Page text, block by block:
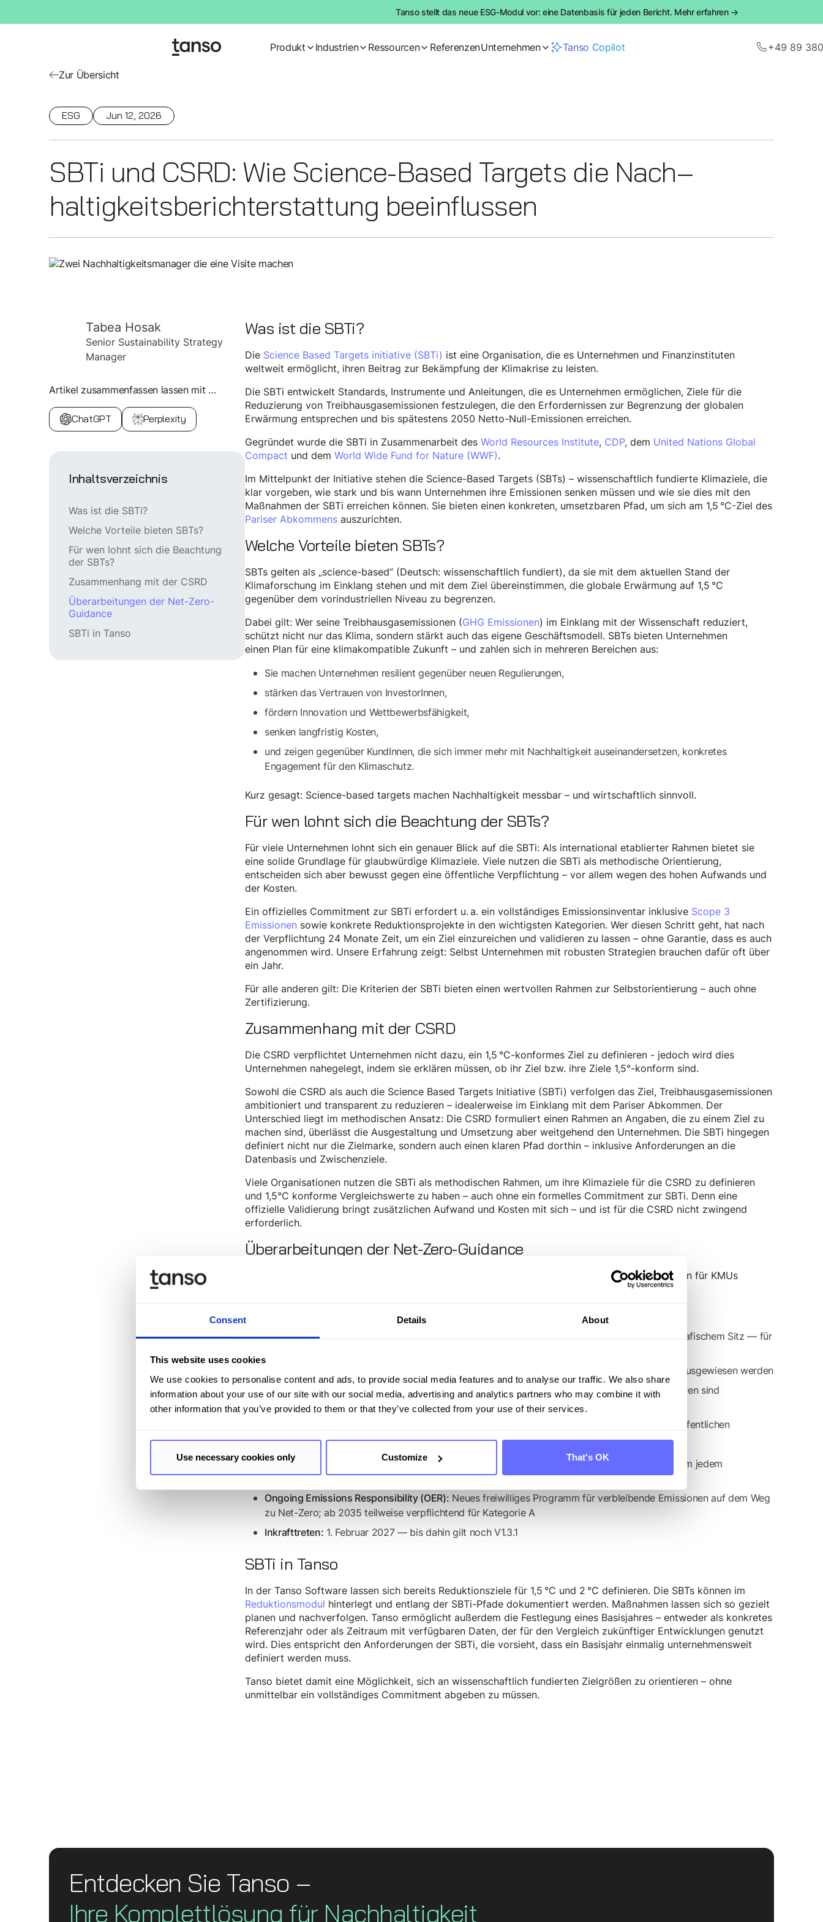
Consent Details About
This website uses cookies
We use cookies to personalise content and ads, to provide social media features and to analyse our traffic. We also share
information about your use of our site with our social media, advertising and analytics partners who may combine it with
other information that you’ve provided to them or that they’ve collected from your use of their services.
Use necessary cookies only Customize That's OK
Tanso stellt das neue ESG-Modul vor: eine Datenbasis für jeden Bericht. Mehr erfahren →
Produkt Industrien Ressourcen ReferenzenUnternehmen Tanso Copilot +49 89
Zur Übersicht
ESG Jun 12, 2026
SBTi und CSRD: Wie Science-Based Targets die Nach­
haltigkeits­berichterstattung beeinflussen
Tabea Hosak
Senior Sustainability Strategy
Manager
Artikel zusammenfassen lassen mit …
ChatGPT Perplexity
Inhaltsverzeichnis
Was ist die SBTi?
Welche Vorteile bieten SBTs?
Für wen lohnt sich die Beachtung
der SBTs?
Zusammenhang mit der CSRD
Überarbeitungen der Net-Zero-
Guidance
SBTi in Tanso
Was ist die SBTi?
Die Science Based Targets initiative (SBTi) ist eine Organisation, die es Unternehmen und Finanzinstituten
weltweit ermöglicht, ihren Beitrag zur Bekämpfung der Klimakrise zu leisten.
Die SBTi entwickelt Standards, Instrumente und Anleitungen, die es Unternehmen ermöglichen, Ziele für die
Reduzierung von Treibhausgasemissionen festzulegen, die den Erfordernissen zur Begrenzung der globalen
Erwärmung entsprechen und bis spätestens 2050 Netto-Null-Emissionen erreichen.
Gegründet wurde die SBTi in Zusammenarbeit des World Resources Institute, CDP, dem United Nations Global
Compact und dem World Wide Fund for Nature (WWF).
Im Mittelpunkt der Initiative stehen die Science-Based Targets (SBTs) – wissenschaftlich fundierte Klimaziele, die
klar vorgeben, wie stark und bis wann Unternehmen ihre Emissionen senken müssen und wie sie dies mit den
Maßnahmen der SBTi erreichen können. Sie bieten einen konkreten, umsetzbaren Pfad, um sich am 1,5 °C-Ziel des
Pariser Abkommens auszurichten.
Welche Vorteile bieten SBTs?
SBTs gelten als „science-based” (Deutsch: wissenschaftlich fundiert), da sie mit dem aktuellen Stand der
Klimaforschung im Einklang stehen und mit dem Ziel übereinstimmen, die globale Erwärmung auf 1,5 °C
gegenüber dem vorindustriellen Niveau zu begrenzen.
Dabei gilt: Wer seine Treibhausgasemissionen (GHG Emissionen) im Einklang mit der Wissenschaft reduziert,
schützt nicht nur das Klima, sondern stärkt auch das eigene Geschäftsmodell. SBTs bieten Unternehmen
einen Plan für eine klimakompatible Zukunft – und zahlen sich in mehreren Bereichen aus:
Sie machen Unternehmen resilient gegenüber neuen Regulierungen,
stärken das Vertrauen von InvestorInnen,
fördern Innovation und Wettbewerbsfähigkeit,
senken langfristig Kosten,
und zeigen gegenüber KundInnen, die sich immer mehr mit Nachhaltigkeit auseinandersetzen, konkretes
Engagement für den Klimaschutz.
Kurz gesagt: Science-based targets machen Nachhaltigkeit messbar – und wirtschaftlich sinnvoll.
Für wen lohnt sich die Beachtung der SBTs?
Für viele Unternehmen lohnt sich ein genauer Blick auf die SBTi: Als international etablierter Rahmen bietet sie
eine solide Grundlage für glaubwürdige Klimaziele. Viele nutzen die SBTi als methodische Orientierung,
entscheiden sich aber bewusst gegen eine öffentliche Verpflichtung – vor allem wegen des hohen Aufwands und
der Kosten.
Ein offizielles Commitment zur SBTi erfordert u. a. ein vollständiges Emissionsinventar inklusive Scope 3
Emissionen sowie konkrete Reduktionsprojekte in den wichtigsten Kategorien. Wer diesen Schritt geht, hat nach
der Verpflichtung 24 Monate Zeit, um ein Ziel einzureichen und validieren zu lassen – ohne Garantie, dass es auch
angenommen wird. Unsere Erfahrung zeigt: Selbst Unternehmen mit robusten Strategien brauchen dafür oft über
ein Jahr.
Für alle anderen gilt: Die Kriterien der SBTi bieten einen wertvollen Rahmen zur Selbstorientierung – auch ohne
Zertifizierung.
Zusammenhang mit der CSRD
Die CSRD verpflichtet Unternehmen nicht dazu, ein 1,5 °C-konformes Ziel zu definieren - jedoch wird dies
Unternehmen nahegelegt, indem sie erklären müssen, ob ihr Ziel bzw. ihre Ziele 1,5°-konform sind.
Sowohl die CSRD als auch die Science Based Targets Initiative (SBTi) verfolgen das Ziel, Treibhausgasemissionen
ambitioniert und transparent zu reduzieren – idealerweise im Einklang mit dem Pariser Abkommen. Der
Unterschied liegt im methodischen Ansatz: Die CSRD formuliert einen Rahmen an Angaben, die zu einem Ziel zu
machen sind, überlässt die Ausgestaltung und Umsetzung aber weitgehend den Unternehmen. Die SBTi hingegen
definiert nicht nur die Zielmarke, sondern auch einen klaren Pfad dorthin – inklusive Anforderungen an die
Datenbasis und Zwischenziele.
Viele Organisationen nutzen die SBTi als methodischen Rahmen, um ihre Klimaziele für die CSRD zu definieren
und 1,5°C konforme Vergleichswerte zu haben – auch ohne ein formelles Commitment zur SBTi. Denn eine
offizielle Validierung bringt zusätzlichen Aufwand und Kosten mit sich – und ist für die CSRD nicht zwingend
erforderlich.
Überarbeitungen der Net-Zero-Guidance
Die SBTi überarbeitet derzeit ihre Net-Zero-Guidance, dabei sind unter anderem Erleichterungen für KMUs
Unternehmenskategorien A und B:
Neue Differenzierung nach Unternehmensgröße und geografischem Sitz — für
Beide Scopes müssen künftig separat mit 100% Abdeckung ausgewiesen werden
Neuer Wesentlichkeitstest für Scope 3:Alle Kategorien mit ≥5% Anteil an den Gesamtemissionen sind
einzubeziehen (statt starrer Abdeckungsquoten)
Kategorie-A-Unternehmen müssen einen Umsetzungsplan veröffentlichen
Limited Assurance:Externe Prüfung des GHG-Inventars wird für Kategorie A Pflicht
Dynamisches Basisjahr:
Kein festes historisches Basisjahr mehr — stattdessen Aktualisierung im jedem
Zielsetzungszyklus
Ongoing Emissions Responsibility (OER): Neues freiwilliges Programm für verbleibende Emissionen auf dem Weg
zu Net-Zero; ab 2035 teilweise verpflichtend für Kategorie A
Inkrafttreten: 1. Februar 2027 — bis dahin gilt noch V1.3.1
SBTi in Tanso
In der Tanso Software lassen sich bereits Reduktionsziele für 1,5 °C und 2 °C definieren. Die SBTs können im
Reduktionsmodul hinterlegt und entlang der SBTi-Pfade dokumentiert werden. Maßnahmen lassen sich so gezielt
planen und nachverfolgen. Tanso ermöglicht außerdem die Festlegung eines Basisjahres – entweder als konkretes
Referenzjahr oder als Zeitraum mit verfügbaren Daten, der für den Vergleich zukünftiger Entwicklungen genutzt
wird. Dies entspricht den Anforderungen der SBTi, die vorsieht, dass ein Basisjahr einmalig unternehmensweit
definiert werden muss.
Tanso bietet damit eine Möglichkeit, sich an wissenschaftlich fundierten Zielgrößen zu orientieren – ohne
unmittelbar ein vollständiges Commitment abgeben zu müssen.
Entdecken Sie Tanso –